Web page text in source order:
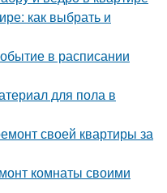
как выбрать и
в расписании
для пола в
своей квартиры за
комнаты своими